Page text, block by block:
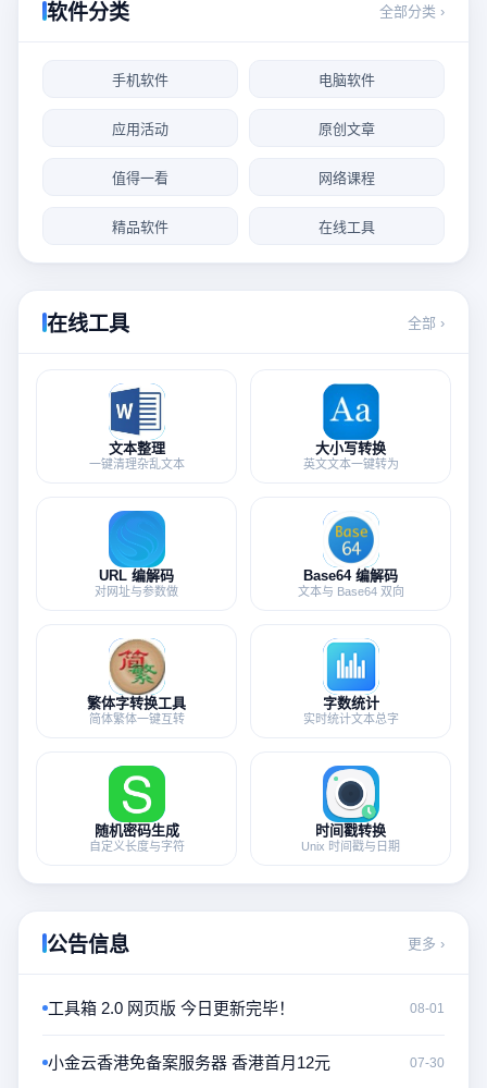
软件分类 全部分类 ›
手机软件 电脑软件
应用活动 原创文章
值得一看 网络课程
精品软件 在线工具
在线工具 全部 ›
文本整理
一键清理杂乱文本
大小写转换
英文文本一键转为
URL 编解码
对网址与参数做
Base64 编解码
文本与 Base64 双向
繁体字转换工具
简体繁体一键互转
字数统计
实时统计文本总字
随机密码生成
自定义长度与字符
时间戳转换
Unix 时间戳与日期
公告信息 更多 ›
工具箱 2.0 网页版 今日更新完毕！ 08-01
小金云香港免备案服务器 香港首月12元 07-30